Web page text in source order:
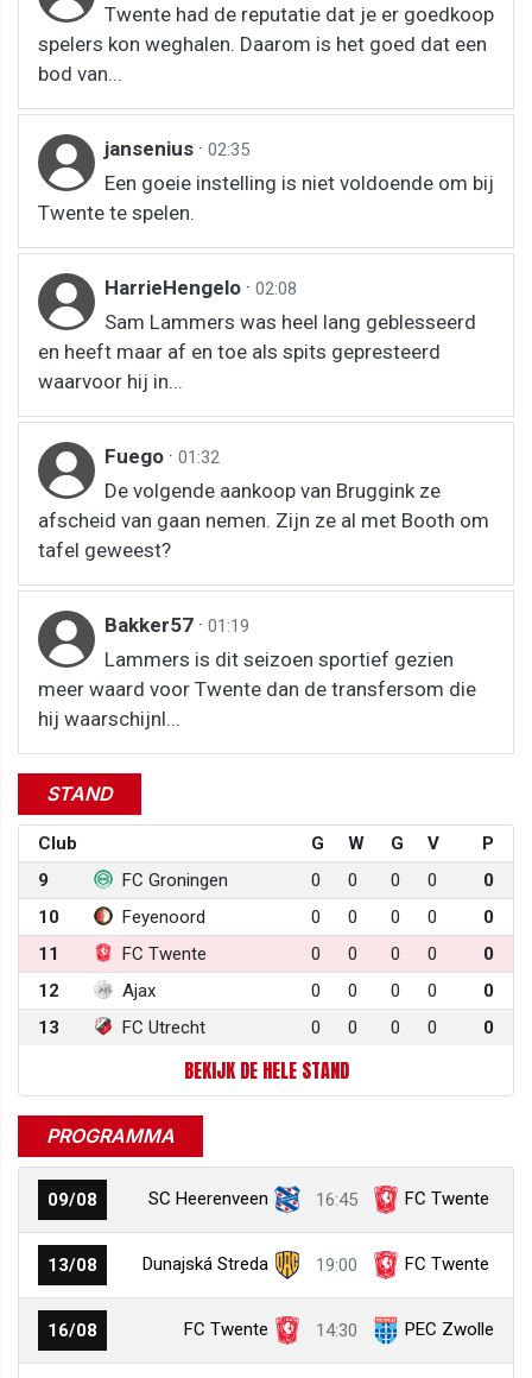
Twente had de reputatie dat je er goedkoop
spelers kon weghalen. Daarom is het goed dat een
bod van...
jansenius · 02:35
Een goeie instelling is niet voldoende om bij
Twente te spelen.
HarrieHengelo · 02:08
Sam Lammers was heel lang geblesseerd
en heeft maar af en toe als spits gepresteerd
waarvoor hij in...
Fuego · 01:32
De volgende aankoop van Bruggink ze
afscheid van gaan nemen. Zijn ze al met Booth om
tafel geweest?
Bakker57 · 01:19
Lammers is dit seizoen sportief gezien
meer waard voor Twente dan de transfersom die
hij waarschijnl...
STAND
Club G W G V
P
9
FC Groningen 0 0 0 0
0
10
Feyenoord 0 0 0 0
0
11
FC Twente 0 0 0 0
0
12
Ajax 0 0 0 0
0
13
FC Utrecht 0 0 0 0 0
BEKIJK DE HELE STAND
PROGRAMMA
09/08 SC Heerenveen 16:45 FC Twente
13/08 Dunajská Streda 19:00 FC Twente
16/08 FC Twente 14:30 PEC Zwolle